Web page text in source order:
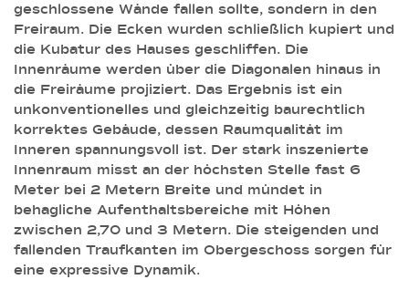
geschlossene Wände fallen sollte, sondern in den
Freiraum. Die Ecken wurden schließlich kupiert und
die Kubatur des Hauses geschliffen. Die
Innenräume werden über die Diagonalen hinaus in
die Freiräume projiziert. Das Ergebnis ist ein
unkonventionelles und gleichzeitig baurechtlich
korrektes Gebäude, dessen Raumqualität im
Inneren spannungsvoll ist. Der stark inszenierte
Innenraum misst an der höchsten Stelle fast 6
Meter bei 2 Metern Breite und mündet in
behagliche Aufenthaltsbereiche mit Höhen
zwischen 2,70 und 3 Metern. Die steigenden und
fallenden Traufkanten im Obergeschoss sorgen für
eine expressive Dynamik.